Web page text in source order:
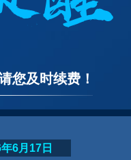
您及时续费！
6月17日